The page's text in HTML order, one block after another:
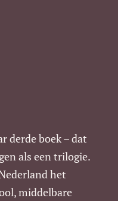
derde boek – dat
als een trilogie.
het
middelbare